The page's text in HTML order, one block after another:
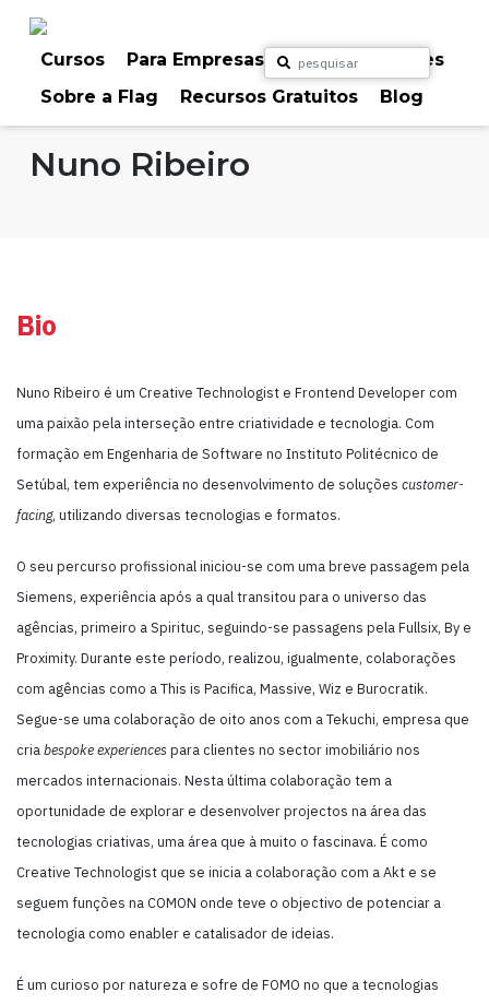
Cursos Para Empresas
Para Particulares
Sobre a Flag
Recursos Gratuitos Blog
Home Formadores
Nuno Ribeiro
Bio
Nuno Ribeiro é um Creative Technologist e Frontend Developer com
uma paixão pela interseção entre criatividade e tecnologia. Com
formação em Engenharia de Software no Instituto Politécnico de
Setúbal, tem experiência no desenvolvimento de soluções customer-
facing, utilizando diversas tecnologias e formatos.
O seu percurso profissional iniciou-se com uma breve passagem pela
Siemens, experiência após a qual transitou para o universo das
agências, primeiro a Spirituc, seguindo-se passagens pela Fullsix, By e
Proximity. Durante este período, realizou, igualmente, colaborações
com agências como a This is Pacifica, Massive, Wiz e Burocratik.
Segue-se uma colaboração de oito anos com a Tekuchi, empresa que
cria bespokeexperiences para clientes no sector imobiliário nos
mercados internacionais. Nesta última colaboração tem a
oportunidade de explorar e desenvolver projectos na área das
tecnologias criativas, uma área que à muito o fascinava. É como
Creative Technologist que se inicia a colaboração com a Akt e se
seguem funções na COMON onde teve o objectivo de potenciar a
tecnologia como enabler e catalisador de ideias.
É um curioso por natureza e sofre de FOMO no que a tecnologias